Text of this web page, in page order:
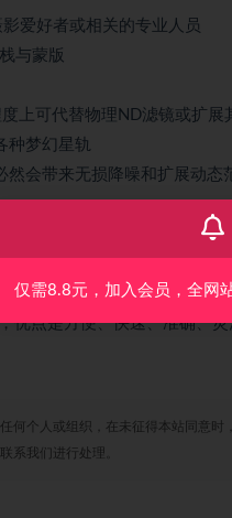
爱好者或相关的专业人员
与蒙版
上可代替物理ND滤镜或扩展
种梦幻星轨
会带来无损降噪和扩展动态
，一定程度上可代替物理
行针对性的精细调整，同
率，免去手工操作的繁琐
优点是方便、快速、准确、
何个人或组织，在未征得本站同意时
系我们进行处理。
仅需8.8元，加入会员，全网